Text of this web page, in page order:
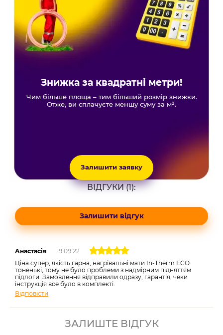
Знижка за квадратні метри!
Чим більше площа – тим більший розмір знижки.
Отже, ви сплачуєте меншу суму за м².
Залишити заявку
ВІДГУКИ (1):
Залишити відгук
Анастасія
19.09.22
Ціна супер, якість гарна, нагрівальні мати In-Therm ECO
тоненькі, тому не було проблеми з надмірним підняттям
підлоги. Замовлення відправили одразу, гарантія, чеки
інструкція все було в комплекті.
Відповісти
ЗАЛИШТЕ ВІДГУК